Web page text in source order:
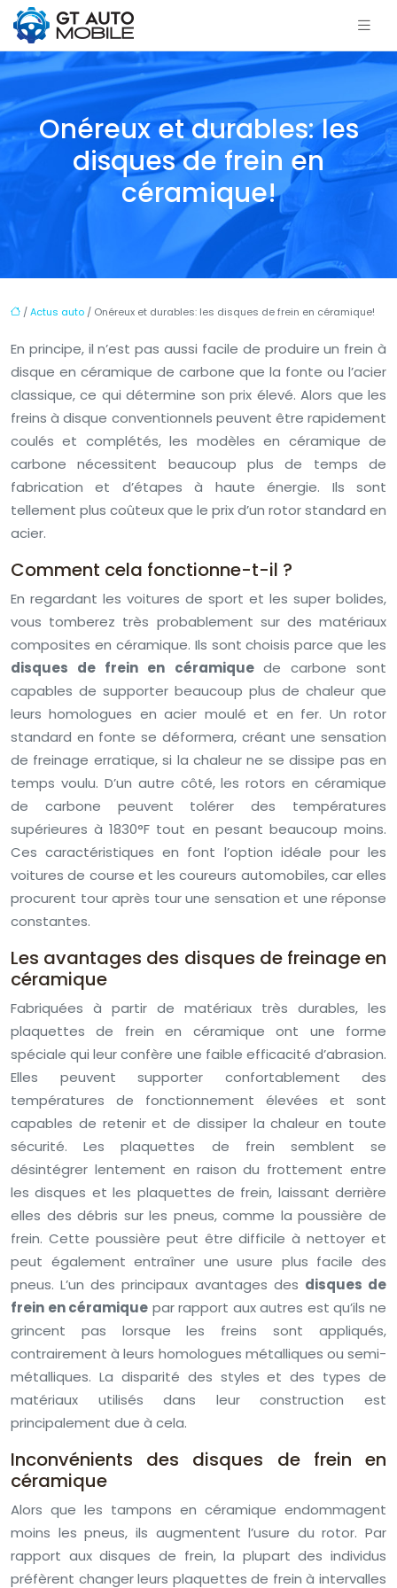
Onéreux et durables: les
disques de frein en
céramique!
/Actus auto / Onéreux et durables: les disques de frein en céramique!
En principe, il n’est pas aussi facile de produire un frein à
disque en céramique de carbone que la fonte ou l’acier
classique, ce qui détermine son prix élevé. Alors que les
freins à disque conventionnels peuvent être rapidement
coulés et complétés, les modèles en céramique de
carbone nécessitent beaucoup plus de temps de
fabrication et d’étapes à haute énergie. Ils sont
tellement plus coûteux que le prix d’un rotor standard en
acier.
Comment cela fonctionne-t-il ?
En regardant les voitures de sport et les super bolides,
vous tomberez très probablement sur des matériaux
composites en céramique. Ils sont choisis parce que les
disques de frein en céramique de carbone sont
capables de supporter beaucoup plus de chaleur que
leurs homologues en acier moulé et en fer. Un rotor
standard en fonte se déformera, créant une sensation
de freinage erratique, si la chaleur ne se dissipe pas en
temps voulu. D’un autre côté, les rotors en céramique
de carbone peuvent tolérer des températures
supérieures à 1830°F tout en pesant beaucoup moins.
Ces caractéristiques en font l’option idéale pour les
voitures de course et les coureurs automobiles, car elles
procurent tour après tour une sensation et une réponse
constantes.
Les avantages des disques de freinage en
céramique
Fabriquées à partir de matériaux très durables, les
plaquettes de frein en céramique ont une forme
spéciale qui leur confère une faible efficacité d’abrasion.
Elles peuvent supporter confortablement des
températures de fonctionnement élevées et sont
capables de retenir et de dissiper la chaleur en toute
sécurité. Les plaquettes de frein semblent se
désintégrer lentement en raison du frottement entre
les disques et les plaquettes de frein, laissant derrière
elles des débris sur les pneus, comme la poussière de
frein. Cette poussière peut être difficile à nettoyer et
peut également entraîner une usure plus facile des
pneus. L’un des principaux avantages des disques de
frein en céramique par rapport aux autres est qu’ils ne
grincent pas lorsque les freins sont appliqués,
contrairement à leurs homologues métalliques ou semi-
métalliques. La disparité des styles et des types de
matériaux utilisés dans leur construction est
principalement due à cela.
Inconvénients des disques de frein en
céramique
Alors que les tampons en céramique endommagent
moins les pneus, ils augmentent l’usure du rotor. Par
rapport aux disques de frein, la plupart des individus
préfèrent changer leurs plaquettes de frein à intervalles